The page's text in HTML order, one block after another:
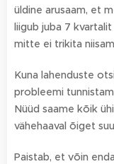
üldine arusaam, et
liigub juba 7
mitte ei trikita
Kuna lahenduste
probleemi
Nüüd saame kõik
vähehaaval õiget
Paistab, et võin